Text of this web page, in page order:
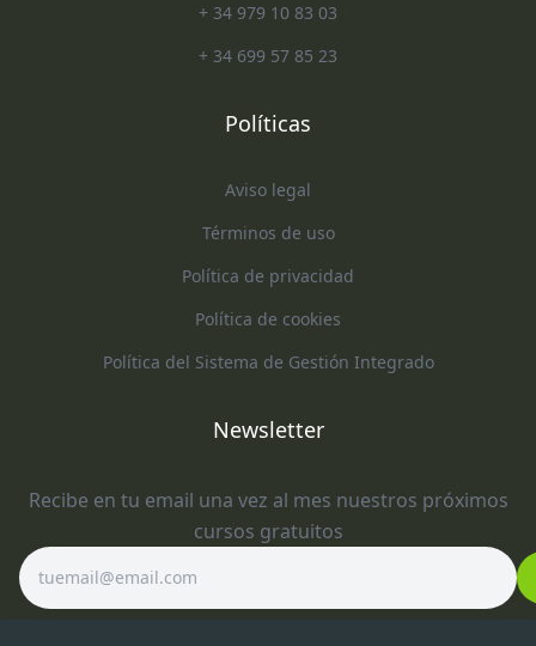
+ 34 979 10 83 03
+ 34 699 57 85 23
Políticas
Aviso legal
Términos de uso
Política de privacidad
Política de cookies
Política del Sistema de Gestión Integrado
Newsletter
Recibe en tu email una vez al mes nuestros próximos
cursos gratuitos